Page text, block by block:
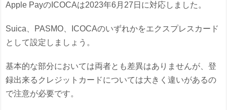
Apple PayのICOCAは2023年6月27日に対応しました。
Suica、PASMO、ICOCAのいずれかをエクスプレスカード
として設定しましょう。
基本的な部分においては両者とも差異はありませんが、登
録出来るクレジットカードについては大きく違いがあるの
で注意が必要です。